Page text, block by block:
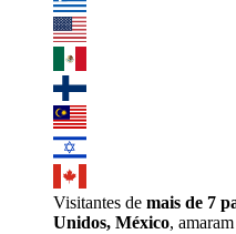
Visitantes de mais de 7
Unidos, México,